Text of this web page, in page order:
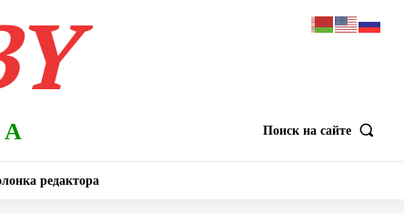
Поиск на сайте
редактора